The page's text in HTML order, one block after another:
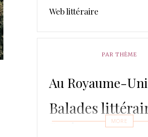
Web littéraire
PAR THÈME
Au Royaume-Uni
Balades
Paris 1900-1945
MORE